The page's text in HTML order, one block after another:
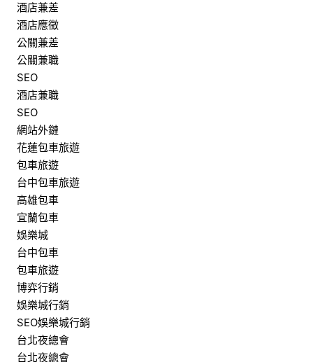
酒店兼差
酒店應徵
公關兼差
公關兼職
SEO
酒店兼職
SEO
網站外鏈
花蓮包車旅遊
包車旅遊
台中包車旅遊
高雄包車
宜蘭包車
娛樂城
台中包車
包車旅遊
博弈行銷
娛樂城行銷
SEO娛樂城行銷
台北夜總會
台北夜總會